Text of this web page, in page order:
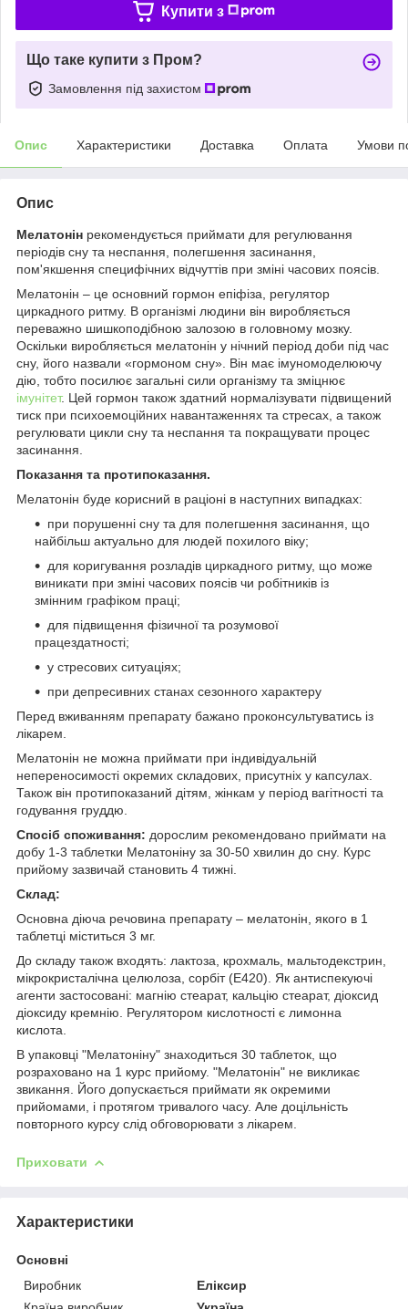
Купити з
Що таке купити з Пром?
Замовлення під захистом
Опис Характеристики Доставка Оплата Умови
Опис
Мелатонін рекомендується приймати для регулювання
періодів сну та неспання, полегшення засинання,
пом'якшення специфічних відчуттів при зміні часових поясів.
Мелатонін – це основний гормон епіфіза, регулятор
циркадного ритму. В організмі людини він виробляється
переважно шишкоподібною залозою в головному мозку.
Оскільки виробляється мелатонін у нічний період доби під час
сну, його назвали «гормоном сну». Він має імуномоделюючу
дію, тобто посилює загальні сили організму та зміцнює
імунітет. Цей гормон також здатний нормалізувати підвищений
тиск при психоемоційних навантаженнях та стресах, а також
регулювати цикли сну та неспання та покращувати процес
засинання.
Показання та протипоказання.
Мелатонін буде корисний в раціоні в наступних випадках:
при порушенні сну та для полегшення засинання, що
найбільш актуально для людей похилого віку;
для коригування розладів циркадного ритму, що може
виникати при зміні часових поясів чи робітників із
змінним графіком праці;
для підвищення фізичної та розумової
працездатності;
у стресових ситуаціях;
при депресивних станах сезонного характеру
Перед вживанням препарату бажано проконсультуватись із
лікарем.
Мелатонін не можна приймати при індивідуальній
непереносимості окремих складових, присутніх у капсулах.
Також він протипоказаний дітям, жінкам у період вагітності та
годування груддю.
Спосіб споживання: дорослим рекомендовано приймати на
добу 1-3 таблетки Мелатоніну за 30-50 хвилин до сну. Курс
прийому зазвичай становить 4 тижні.
Склад:
Основна діюча речовина препарату – мелатонін, якого в 1
таблетці міститься 3 мг.
До складу також входять: лактоза, крохмаль, мальтодекстрин,
мікрокристалічна целюлоза, сорбіт (Е420). Як антиспекуючі
агенти застосовані: магнію стеарат, кальцію стеарат, діоксид
діоксиду кремнію. Регулятором кислотності є лимонна
кислота.
В упаковці "Мелатоніну" знаходиться 30 таблеток, що
розраховано на 1 курс прийому. "Мелатонін" не викликає
звикання. Його допускається приймати як окремими
прийомами, і протягом тривалого часу. Але доцільність
повторного курсу слід обговорювати з лікарем.
Приховати
Характеристики
Основні
Виробник
Еліксир